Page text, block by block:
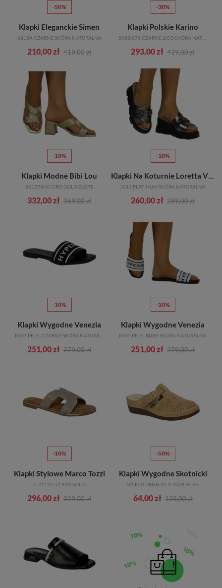
-50%
Klapki Eleganckie Simen
6815A CZARNE SKÓRA NATURALNA
210,00 zł 419,00 zł
-30%
Klapki Polskie Karino
5088-076 CZARNE LICO SKÓRA NATURALNA
293,00 zł 419,00 zł
-10%
Klapki Modne Bibi Lou
851Z94HG ORO GOLD ZŁOTE
332,00 zł 369,00 zł
-10%
Klapki Na Koturnie Loretta Vitale
3013 PLATINUM SKÓRA NATURALNA
260,00 zł 289,00 zł
-10%
Klapki Wygodne Venezia
251,00 zł 279,00 zł
-10%
Klapki Wygodne Venezia
P607 PE-EL BIAŁY SKÓRA NATURALNA
251,00 zł 279,00 zł
-10%
Klapki Stylowe Marco Tozzi
2-27126-42 940 GOLD
296,00 zł 329,00 zł
-50%
Klapki Wygodne Skotnicki
NA KOTURNIE KL-3-4028 BEIGE
64,00 zł 129,00 zł